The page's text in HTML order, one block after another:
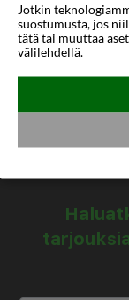
Jotkin
suostumusta, jos
tätä tai muuttaa
välilehdellä.